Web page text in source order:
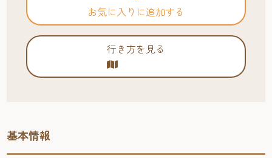
お気に入りに追加する
行き方を見る
基本情報